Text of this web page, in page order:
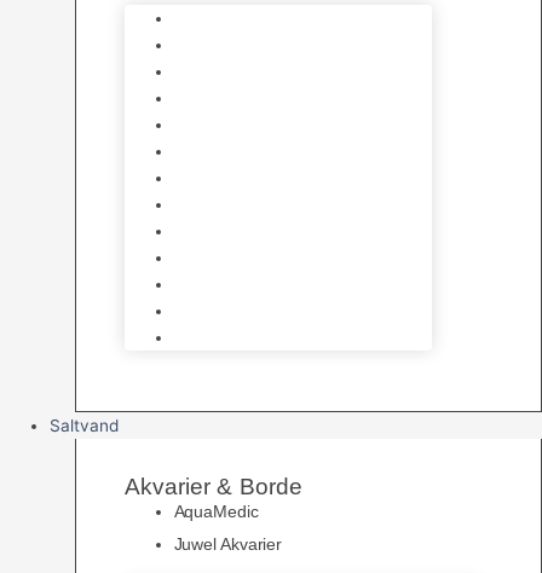
Saltvand
Akvarier & Borde
AquaMedic
Juwel Akvarier